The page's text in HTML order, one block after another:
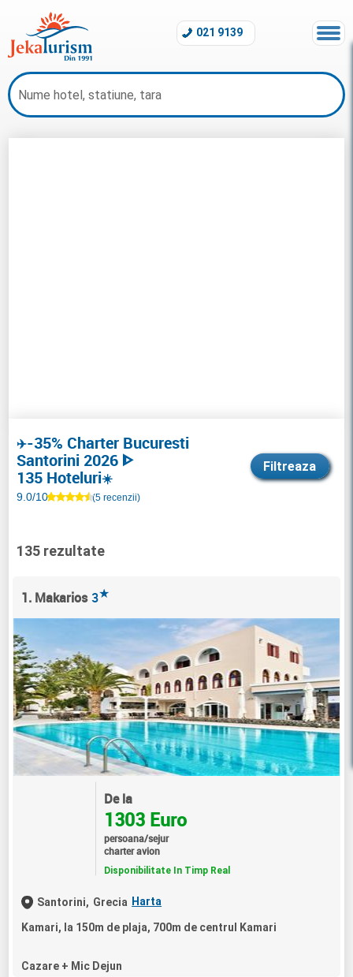
021 9139
135 rezultate
1. Makarios 3★
De la
1303 Euro
persoana/sejur
charter avion
Disponibilitate In Timp Real
Santorini, Grecia Harta
Kamari, la 150m de plaja, 700m de centrul Kamari
Cazare + Mic Dejun
✈️-35% Charter Bucuresti
Santorini 2026 ᐈ
135 Hoteluri☀️
9.0/10 (5 recenzii)
Filtreaza